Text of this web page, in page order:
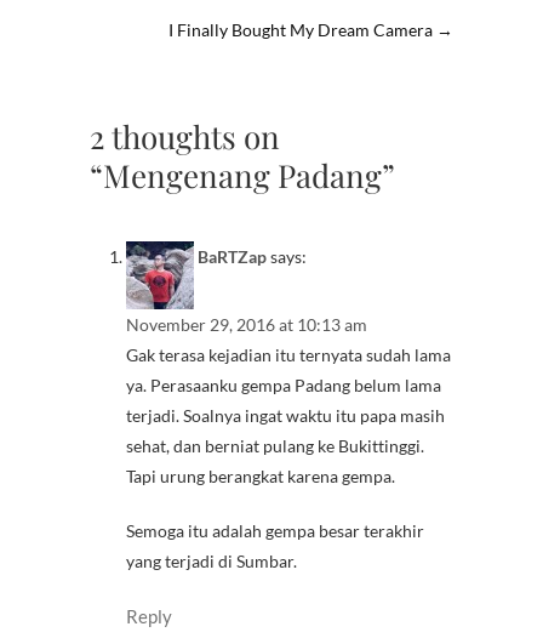
I Finally Bought My Dream Camera →
2 thoughts on
“Mengenang Padang”
BaRTZapsays:
November 29, 2016 at 10:13 am
Gak terasa kejadian itu ternyata sudah lama
ya. Perasaanku gempa Padang belum lama
terjadi. Soalnya ingat waktu itu papa masih
sehat, dan berniat pulang ke Bukittinggi.
Tapi urung berangkat karena gempa.
Semoga itu adalah gempa besar terakhir
yang terjadi di Sumbar.
Reply